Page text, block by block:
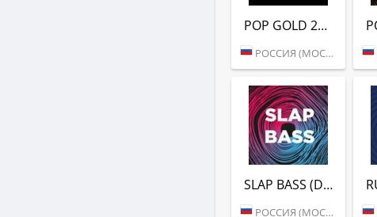
POP GOLD 2020S (DFM)
РОССИЯ (МОСКВА)
SLAP BASS (DFM)
РОССИЯ (МОСКВА)